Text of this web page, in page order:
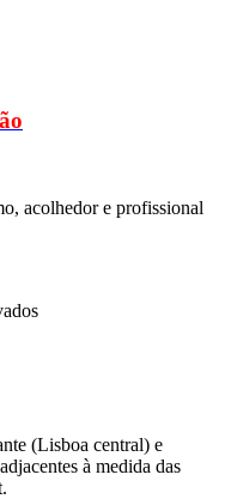
acolhedor e profissional
(Lisboa central) e
à medida das